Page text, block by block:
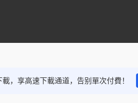
，享高速下載通道，告别單次付費！